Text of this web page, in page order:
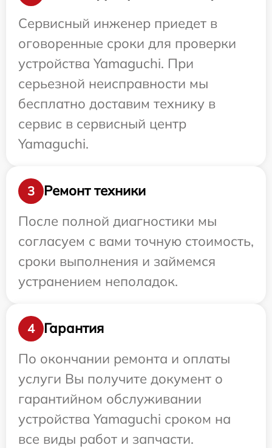
Сервисный инженер приедет в
оговоренные сроки для проверки
устройства Yamaguchi. При
серьезной неисправности мы
бесплатно доставим технику в
сервис в сервисный центр
Yamaguchi.
3
Ремонт техники
После полной диагностики мы
согласуем с вами точную стоимость,
сроки выполнения и займемся
устранением неполадок.
4
Гарантия
По окончании ремонта и оплаты
услуги Вы получите документ о
гарантийном обслуживании
устройства Yamaguchi сроком на
все виды работ и запчасти.